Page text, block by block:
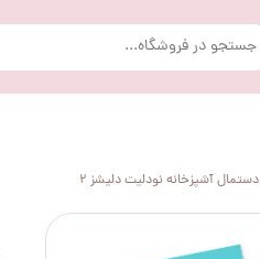
دستمال آشپزخانه نودلیت دلیشز 2